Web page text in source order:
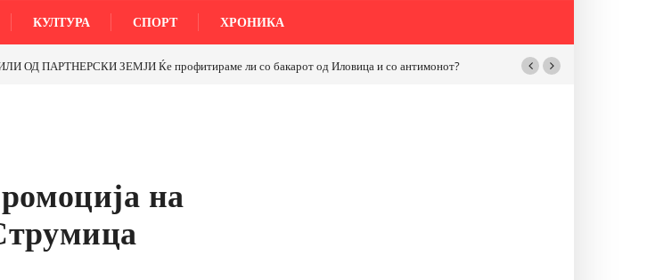
КУЛТУРА СПОРТ ХРОНИКА
ЗЕМЈИ Ќе профитираме ли со бакарот од Иловица и со антимонот? Почнува реконструкцијата на
на